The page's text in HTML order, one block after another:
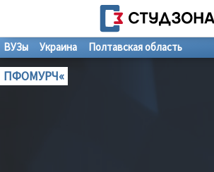
ВУЗы Украина Полтавская область
ПФОМУРЧ«